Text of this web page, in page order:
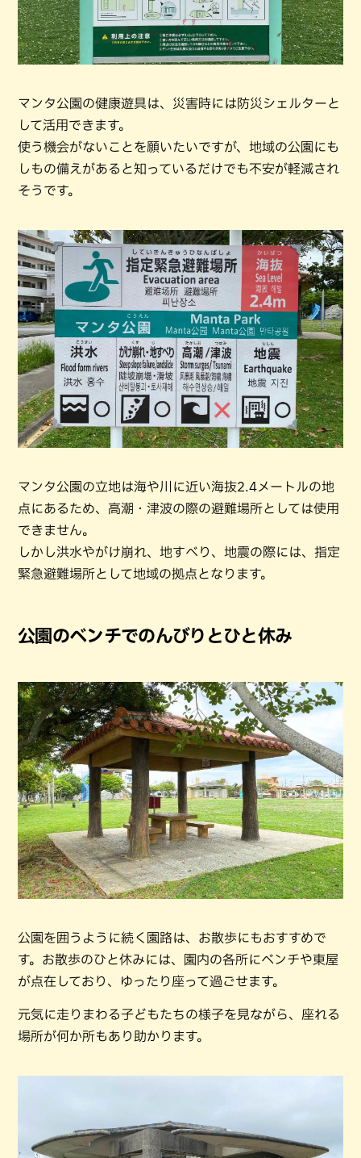
マンタ公園の健康遊具は、災害時には防災シェルターと
して活用できます。
使う機会がないことを願いたいですが、地域の公園にも
しもの備えがあると知っているだけでも不安が軽減され
そうです。
マンタ公園の立地は海や川に近い海抜2.4メートルの地
点にあるため、高潮・津波の際の避難場所としては使用
できません。
しかし洪水やがけ崩れ、地すべり、地震の際には、指定
緊急避難場所として地域の拠点となります。
公園のベンチでのんびりとひと休み
公園を囲うように続く園路は、お散歩にもおすすめで
す。お散歩のひと休みには、園内の各所にベンチや東屋
が点在しており、ゆったり座って過ごせます。
元気に走りまわる子どもたちの様子を見ながら、座れる
場所が何か所もあり助かります。